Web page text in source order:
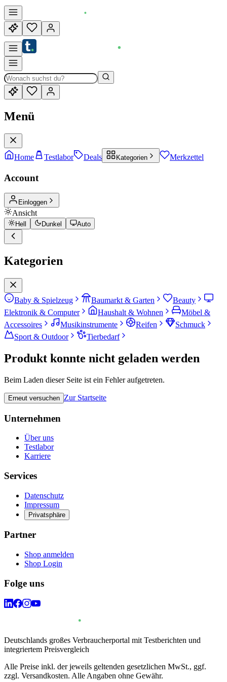
Menü
Home Testlabor Deals Kategorien Merkzettel
Account
Einloggen
Ansicht
Hell Dunkel Auto
Kategorien
Baby & Spielzeug Baumarkt & Garten
Beauty
Elektronik & Computer
Haushalt & Wohnen
Möbel &
Accessoires
Musikinstrumente Reifen
Schmuck
Sport & Outdoor
Tierbedarf
Produkt konnte nicht geladen werden
Beim Laden dieser Seite ist ein Fehler aufgetreten.
Erneut versuchen Zur Startseite
Unternehmen
Über uns
Testlabor
Karriere
Services
Datenschutz
Impressum
Privatsphäre
Partner
Shop anmelden
Shop Login
Folge uns
Deutschlands großes Verbraucherportal mit Testberichten und
integriertem Preisvergleich
Alle Preise inkl. der jeweils geltenden gesetzlichen MwSt., ggf.
zzgl. Versandkosten. Alle Angaben ohne Gewähr.